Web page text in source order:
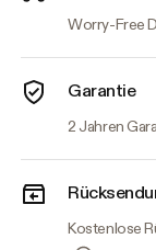
Worry-Free
Garantie
2 Jahren
Kostenlose